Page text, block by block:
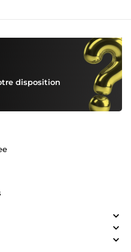
disposition